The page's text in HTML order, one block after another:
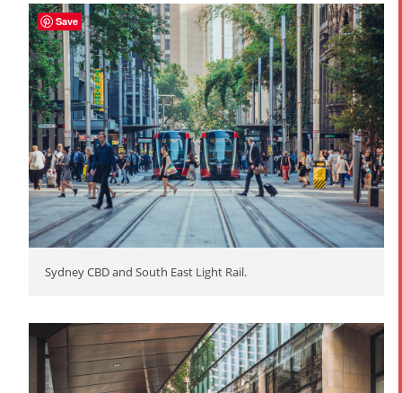
Sydney CBD and South East Light Rail.
Save